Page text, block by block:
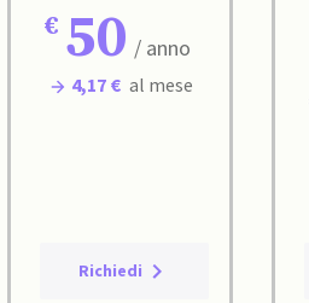
50 / anno
4,17 € al mese
Richiedi